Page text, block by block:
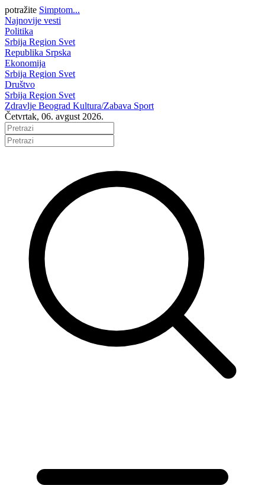
potražite Simptom...
Najnovije vesti
Politika
Srbija Region Svet
Republika Srpska
Ekonomija
Srbija Region Svet
Društvo
Srbija Region Svet
Zdravlje Beograd Kultura/Zabava Sport
Četvrtak, 06. avgust 2026.